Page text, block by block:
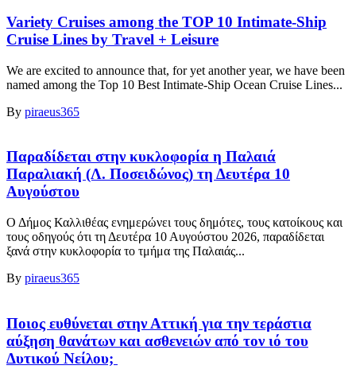
Variety Cruises among the TOP 10 Intimate-Ship
Cruise Lines by Travel + Leisure
We are excited to announce that, for yet another year, we have been
named among the Top 10 Best Intimate-Ship Ocean Cruise Lines...
By piraeus365
Παραδίδεται στην κυκλοφορία η Παλαιά
Παραλιακή (Λ. Ποσειδώνος) τη Δευτέρα 10
Αυγούστου
Ο Δήμος Καλλιθέας ενημερώνει τους δημότες, τους κατοίκους και
τους οδηγούς ότι τη Δευτέρα 10 Αυγούστου 2026, παραδίδεται
ξανά στην κυκλοφορία το τμήμα της Παλαιάς...
By piraeus365
Ποιος ευθύνεται στην Αττική για την τεράστια
αύξηση θανάτων και ασθενειών από τον ιό του
Δυτικού Νείλου;